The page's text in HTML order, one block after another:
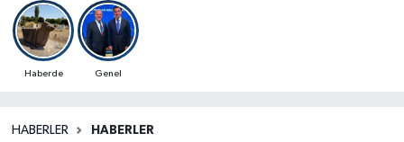
Haberde Genel
HABERLER HABERLER
Iğdır Trafik Yoğunluk Haritası
Süper Lig Puan Durumu ve Fikstür